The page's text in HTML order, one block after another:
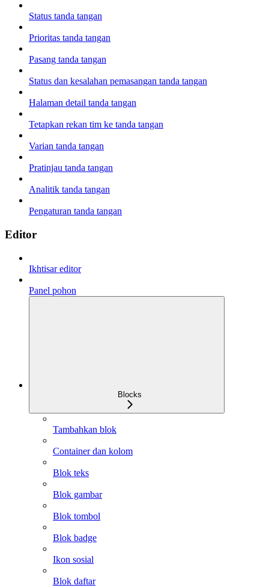
Status tanda tangan
Prioritas tanda tangan
Pasang tanda tangan
Status dan kesalahan pemasangan tanda tangan
Halaman detail tanda tangan
Tetapkan rekan tim ke tanda tangan
Varian tanda tangan
Pratinjau tanda tangan
Analitik tanda tangan
Pengaturan tanda tangan
Editor
Ikhtisar editor
Panel pohon
Blocks
Tambahkan blok
Container dan kolom
Blok teks
Blok gambar
Blok tombol
Blok badge
Ikon sosial
Blok daftar